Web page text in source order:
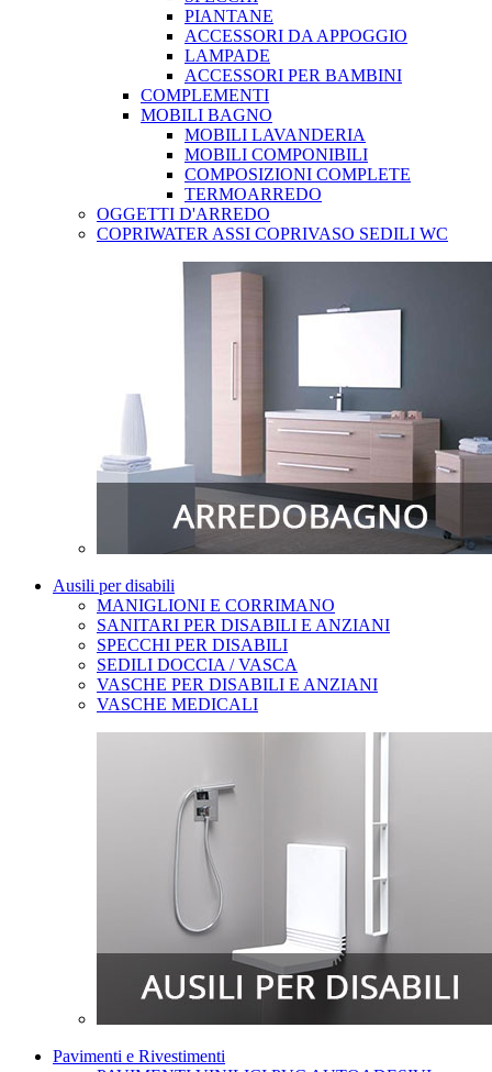
PIANTANE
ACCESSORI DA APPOGGIO
LAMPADE
ACCESSORI PER BAMBINI
COMPLEMENTI
MOBILI BAGNO
MOBILI LAVANDERIA
MOBILI COMPONIBILI
COMPOSIZIONI COMPLETE
TERMOARREDO
OGGETTI D'ARREDO
COPRIWATER ASSI COPRIVASO SEDILI WC
Ausili per disabili
MANIGLIONI E CORRIMANO
SANITARI PER DISABILI E ANZIANI
SPECCHI PER DISABILI
SEDILI DOCCIA / VASCA
VASCHE PER DISABILI E ANZIANI
VASCHE MEDICALI
Pavimenti e Rivestimenti